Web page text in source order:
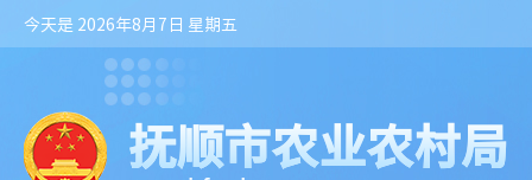
今天是 2026年8月7日 星期五
抚顺市农业农村局